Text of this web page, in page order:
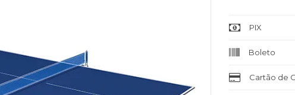
PIX
Boleto
Cartão de